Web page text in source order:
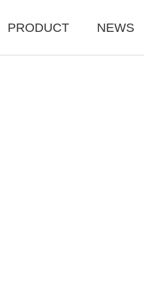
PRODUCT NEWS